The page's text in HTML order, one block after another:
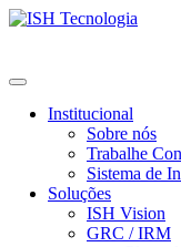
Institucional
Sobre nós
Trabalhe
Sistema de
Soluções
ISH Vision
GRC / IRM